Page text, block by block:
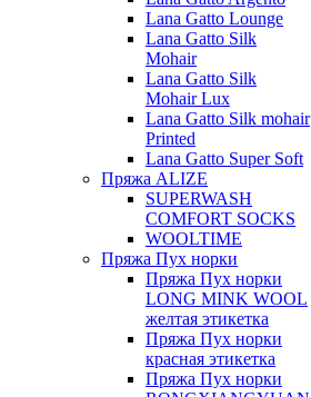
Lana Gatto Lounge
Lana Gatto Silk
Mohair
Lana Gatto Silk
Mohair Lux
Lana Gatto Silk mohair
Printed
Lana Gatto Super Soft
Пряжа ALIZE
SUPERWASH
COMFORT SOCKS
WOOLTIME
Пряжа Пух норки
Пряжа Пух норки
LONG MINK WOOL
желтая этикетка
Пряжа Пух норки
красная этикетка
Пряжа Пух норки